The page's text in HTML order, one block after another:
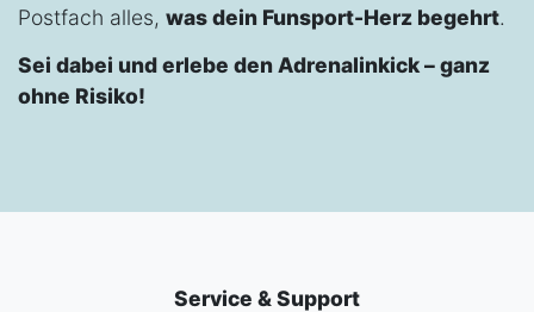
Postfach alles, was dein Funsport-Herz begehrt.
Sei dabei und erlebe den Adrenalinkick – ganz
ohne Risiko!
Service & Support